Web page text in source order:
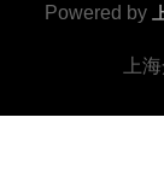
Powered by
上